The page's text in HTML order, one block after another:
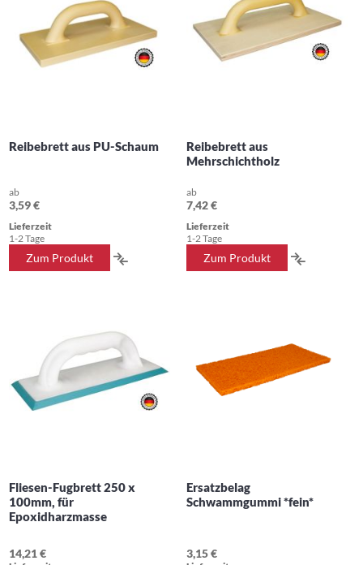
Reibebrett aus PU-Schaum
ab
3,59 €
Lieferzeit
1-2 Tage
Zum Produkt
Reibebrett aus
Mehrschichtholz
ab
7,42 €
Lieferzeit
1-2 Tage
Zum Produkt
Fliesen-Fugbrett 250 x
100mm, für
Epoxidharzmasse
14,21 €
Ersatzbelag
Schwammgummi *fein*
3,15 €